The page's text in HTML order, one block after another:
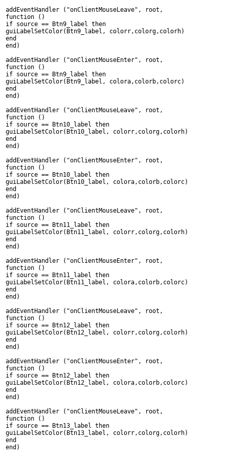
addEventHandler ("onClientMouseLeave", root,
function ()
if source == Btn9_label then
guiLabelSetColor(Btn9_label, colorr,colorg,colorh)
end
end)
addEventHandler ("onClientMouseEnter", root,
function ()
if source == Btn9_label then
guiLabelSetColor(Btn9_label, colora,colorb,colorc)
end
end)
addEventHandler ("onClientMouseLeave", root,
function ()
if source == Btn10_label then
guiLabelSetColor(Btn10_label, colorr,colorg,colorh)
end
end)
addEventHandler ("onClientMouseEnter", root,
function ()
if source == Btn10_label then
guiLabelSetColor(Btn10_label, colora,colorb,colorc)
end
end)
addEventHandler ("onClientMouseLeave", root,
function ()
if source == Btn11_label then
guiLabelSetColor(Btn11_label, colorr,colorg,colorh)
end
end)
addEventHandler ("onClientMouseEnter", root,
function ()
if source == Btn11_label then
guiLabelSetColor(Btn11_label, colora,colorb,colorc)
end
end)
addEventHandler ("onClientMouseLeave", root,
function ()
if source == Btn12_label then
guiLabelSetColor(Btn12_label, colorr,colorg,colorh)
end
end)
addEventHandler ("onClientMouseEnter", root,
function ()
if source == Btn12_label then
guiLabelSetColor(Btn12_label, colora,colorb,colorc)
end
end)
addEventHandler ("onClientMouseLeave", root,
function ()
if source == Btn13_label then
guiLabelSetColor(Btn13_label, colorr,colorg,colorh)
end
end)